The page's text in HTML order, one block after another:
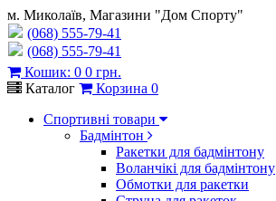
м. Миколаїв, Магазини "Дом Спорту"
(068) 555-79-41
(068) 555-79-41
Кошик: 0 0 грн.
Каталог
Корзина 0
Спортивні товари
Бадмінтон
Ракетки для бадмінтону
Воланчікі для бадмінтону
Обмотки для ракетки